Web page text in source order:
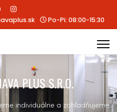
Po-Pi: 08:00-15:30
PLUS S.R.O.
individuálne a zohľadňujeme